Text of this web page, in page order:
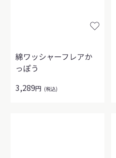
綿ワッシャーフレアか
っぽう
3,289円 (税込)